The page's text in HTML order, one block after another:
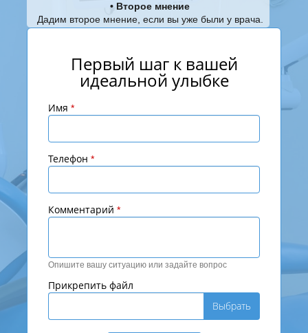
Второе мнение
Дадим второе мнение, если вы уже были у врача.
Первый шаг к вашей
идеальной улыбке
Имя *
Телефон *
Комментарий *
Опишите вашу ситуацию или задайте вопрос
Прикрепить файл
Выбрать